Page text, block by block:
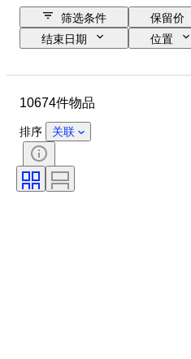
筛选条件 保留价
结束日期
位置
状态
课题
颜色
时代
原创作品／复制品
10674件物品
排序 关联